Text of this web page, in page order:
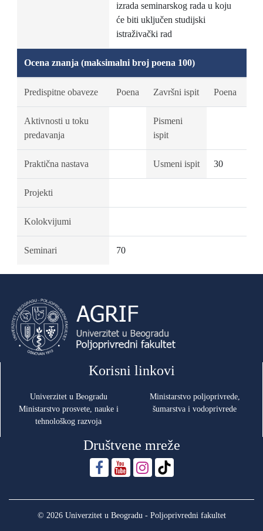
izrada seminarskog rada u koju
će biti uključen studijski
istraživački rad
Ocena znanja (maksimalni broj poena 100)
Predispitne obaveze Poena Završni ispit Poena
Aktivnosti u toku
predavanja
Pismeni
ispit
Praktična nastava Usmeni ispit 30
Projekti
Kolokvijumi
Seminari 70
Korisni linkovi
Univerzitet u Beogradu
Ministarstvo prosvete, nauke i
tehnološkog razvoja
Ministarstvo poljoprivrede,
šumarstva i vodoprivrede
Društvene mreže
© 2026 Univerzitet u Beogradu - Poljoprivredni fakultet